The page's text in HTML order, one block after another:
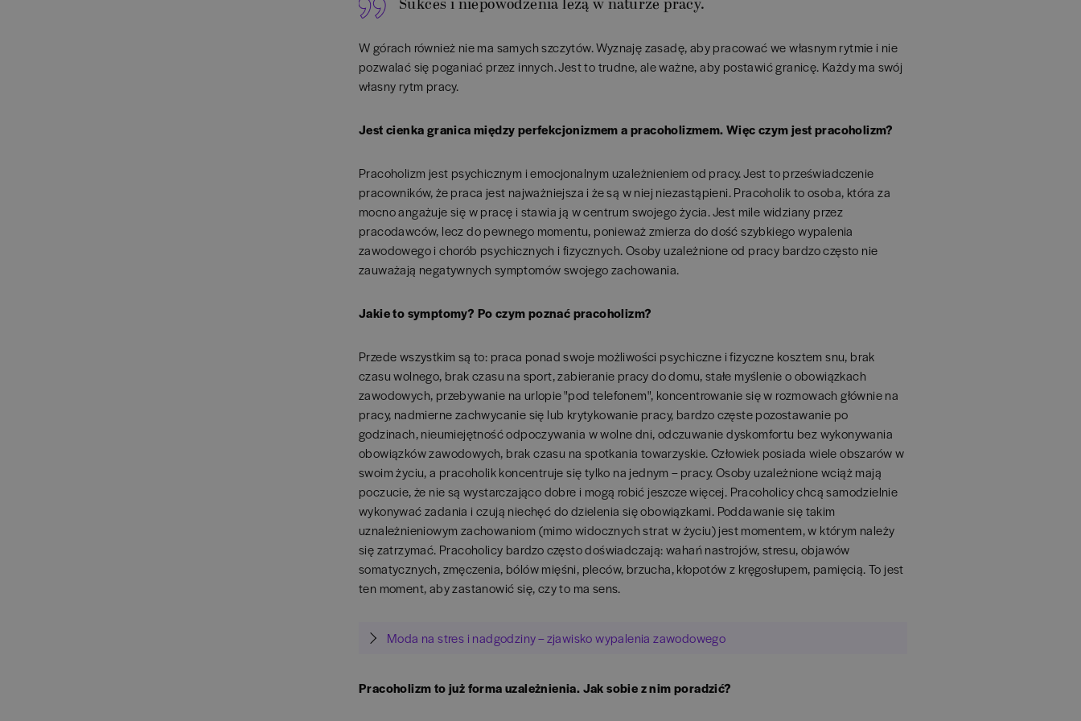
Sukces i niepowodzenia leżą w naturze pracy.
W górach również nie ma samych szczytów. Wyznaję zasadę, aby pracować we własnym rytmie i nie
pozwalać się poganiać przez innych. Jest to trudne, ale ważne, aby postawić granicę. Każdy ma swój
własny rytm pracy.
Jest cienka granica między perfekcjonizmem a pracoholizmem. Więc czym jest pracoholizm?
Pracoholizm jest psychicznym i emocjonalnym uzależnieniem od pracy. Jest to przeświadczenie
pracowników, że praca jest najważniejsza i że są w niej niezastąpieni. Pracoholik to osoba, która za
mocno angażuje się w pracę i stawia ją w centrum swojego życia. Jest mile widziany przez
pracodawców, lecz do pewnego momentu, ponieważ zmierza do dość szybkiego wypalenia
zawodowego i chorób psychicznych i fizycznych. Osoby uzależnione od pracy bardzo często nie
zauważają negatywnych symptomów swojego zachowania.
Jakie to symptomy? Po czym poznać pracoholizm?
Przede wszystkim są to: praca ponad swoje możliwości psychiczne i fizyczne kosztem snu, brak
czasu wolnego, brak czasu na sport, zabieranie pracy do domu, stałe myślenie o obowiązkach
zawodowych, przebywanie na urlopie "pod telefonem", koncentrowanie się w rozmowach głównie na
pracy, nadmierne zachwycanie się lub krytykowanie pracy, bardzo częste pozostawanie po
godzinach, nieumiejętność odpoczywania w wolne dni, odczuwanie dyskomfortu bez wykonywania
obowiązków zawodowych, brak czasu na spotkania towarzyskie. Człowiek posiada wiele obszarów w
swoim życiu, a pracoholik koncentruje się tylko na jednym – pracy. Osoby uzależnione wciąż mają
poczucie, że nie są wystarczająco dobre i mogą robić jeszcze więcej. Pracoholicy chcą samodzielnie
wykonywać zadania i czują niechęć do dzielenia się obowiązkami. Poddawanie się takim
uznależnieniowym zachowaniom (mimo widocznych strat w życiu) jest momentem, w którym należy
się zatrzymać. Pracoholicy bardzo często doświadczają: wahań nastrojów, stresu, objawów
somatycznych, zmęczenia, bólów mięśni, pleców, brzucha, kłopotów z kręgosłupem, pamięcią. To jest
ten moment, aby zastanowić się, czy to ma sens.
Moda na stres i nadgodziny – zjawisko wypalenia zawodowego
Pracoholizm to już forma uzależnienia. Jak sobie z nim poradzić?